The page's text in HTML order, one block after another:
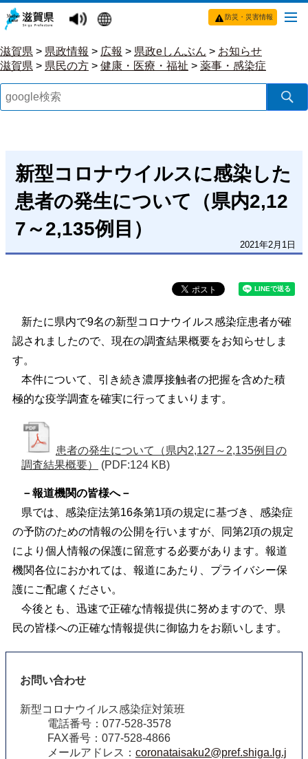
防災・災害情報
滋賀県 > 県政情報 > 広報 > 県政eしんぶん > お知らせ
滋賀県 > 県民の方 > 健康・医療・福祉 > 薬事・感染症
新型コロナウイルスに感染した
患者の発生について（県内2,12
7～2,135例目）
2021年2月1日
新たに県内で9名の新型コロナウイルス感染症患者が確
認されましたので、現在の調査結果概要をお知らせしま
す。
本件について、引き続き濃厚接触者の把握を含めた積
極的な疫学調査を確実に行ってまいります。
患者の発生について（県内2,127～2,135例目の
調査結果概要）
(PDF:124 KB)
－報道機関の皆様へ－
県では、感染症法第16条第1項の規定に基づき、感染症
の予防のための情報の公開を行いますが、同第2項の規定
により個人情報の保護に留意する必要があります。報道
機関各位におかれては、報道にあたり、プライバシー保
護にご配慮ください。
今後とも、迅速で正確な情報提供に努めますので、県
民の皆様への正確な情報提供に御協力をお願いします。
お問い合わせ
新型コロナウイルス感染症対策班
電話番号：077-528-3578
FAX番号：077-528-4866
メールアドレス： coronataisaku2@pref.shiga.lg.j